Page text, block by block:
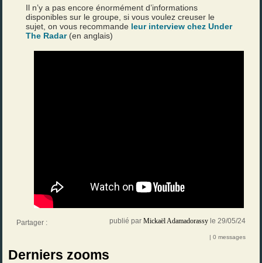
Il n’y a pas encore énormément d’informations
disponibles sur le groupe, si vous voulez creuser le
sujet, on vous recommande leur interview chez Under
The Radar(en anglais)
Partager : publié par Mickaël Adamadorassy le 29/05/24
| 0 messages
Derniers zooms